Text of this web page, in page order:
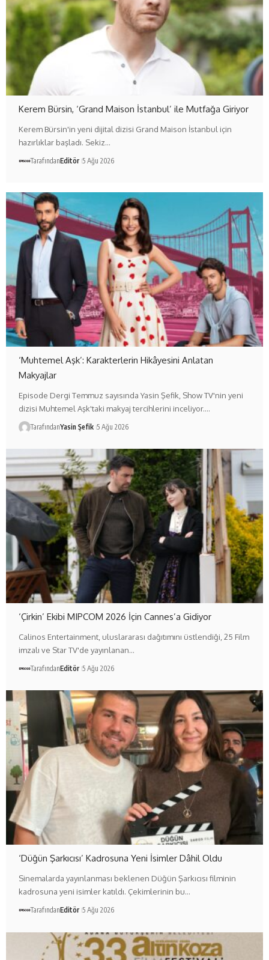
Kerem Bürsin, ‘Grand Maison İstanbul’ ile Mutfağa Giriyor
Kerem Bürsin'in yeni dijital dizisi Grand Maison İstanbul için
hazırlıklar başladı. Sekiz…
TarafındanEditör 5 Ağu 2026
‘Muhtemel Aşk’: Karakterlerin Hikâyesini Anlatan
Makyajlar
Episode Dergi Temmuz sayısında Yasin Şefik, Show TV'nin yeni
dizisi Muhtemel Aşk'taki makyaj tercihlerini inceliyor.…
TarafındanYasin Şefik 5 Ağu 2026
‘Çirkin’ Ekibi MIPCOM 2026 İçin Cannes’a Gidiyor
Calinos Entertainment, uluslararası dağıtımını üstlendiği, 25 Film
imzalı ve Star TV'de yayınlanan…
TarafındanEditör 5 Ağu 2026
‘Düğün Şarkıcısı’ Kadrosuna Yeni İsimler Dâhil Oldu
Sinemalarda yayınlanması beklenen Düğün Şarkıcısı filminin
kadrosuna yeni isimler katıldı. Çekimlerinin bu…
TarafındanEditör 5 Ağu 2026